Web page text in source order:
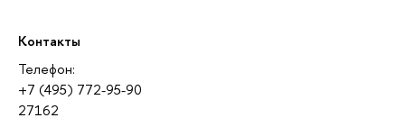
Контакты
Телефон:
+7 (495) 772-95-90
27162